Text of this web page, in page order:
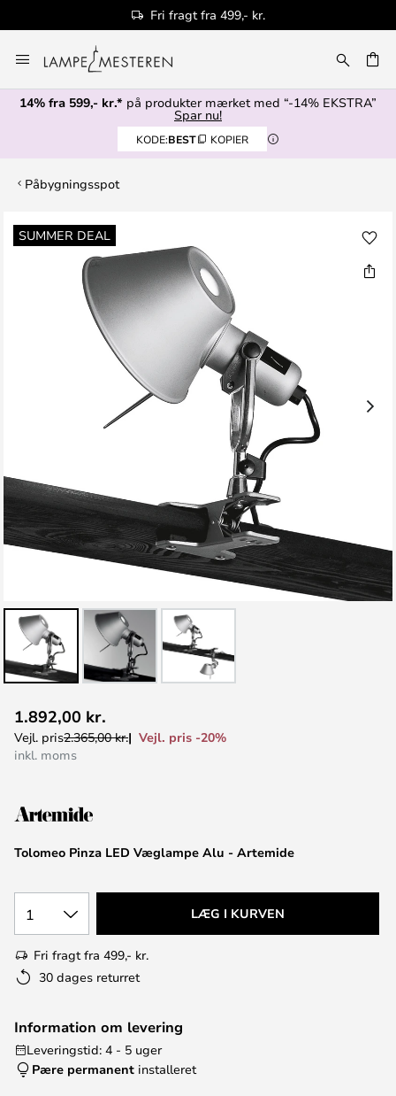
Fri fragt fra 499,- kr.
to
Content
14% fra 599,- kr.* på produkter mærket med “-14% EKSTRA”
Spar nu!
KODE:BEST KOPIER
Påbygningsspot
SUMMER DEAL
Gå
til
billedgalleriet
til
starten
Tolomeo Pinza LED Væglampe Alu - Artemide
1.892,00 kr.
Vejl. pris2.365,00 kr.
Vejl. pris -20%
inkl. moms
1 LÆG I KURVEN
Fri fragt fra 499,- kr.
30 dages returret
Information om levering
Leveringstid: 4 - 5 uger
Pære permanent installeret